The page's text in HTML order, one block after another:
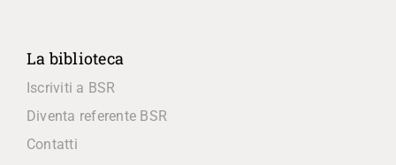
La biblioteca
Iscriviti a BSR
Diventa referente BSR
Contatti